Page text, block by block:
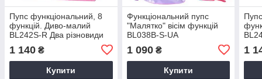
Пупс функціональний, 8
функцій. Диво-малий
BL242S-R Два різновиди
1 140 ₴
Купити
Функціональний пупс
"Малятко" вісім функцій
BL038B-S-UA
1 090₴
Купити
1